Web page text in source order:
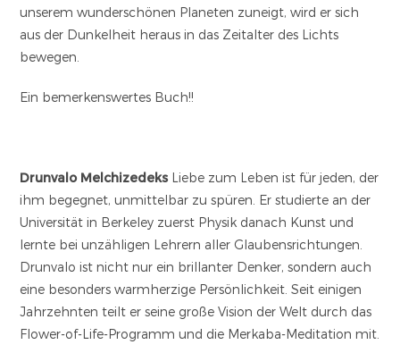
unserem wunderschönen Planeten zuneigt, wird er sich
aus der Dunkelheit heraus in das Zeitalter des Lichts
bewegen.
Ein bemerkenswertes Buch!!
Drunvalo Melchizedeks Liebe zum Leben ist für jeden, der
ihm begegnet, unmittelbar zu spüren. Er studierte an der
Universität in Berkeley zuerst Physik danach Kunst und
lernte bei unzähligen Lehrern aller Glaubensrichtungen.
Drunvalo ist nicht nur ein brillanter Denker, sondern auch
eine besonders warmherzige Persönlichkeit. Seit einigen
Jahrzehnten teilt er seine große Vision der Welt durch das
Flower-of-Life-Programm und die Merkaba-Meditation mit.